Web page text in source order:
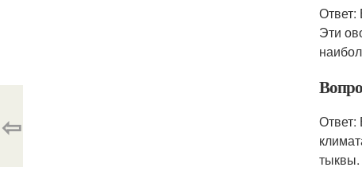
Ответ:
Эти
Ответ:
тыквы.
⇦